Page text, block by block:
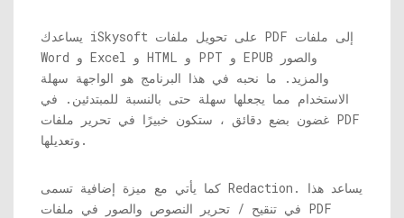
يساعدك iSkysoft على تحويل ملفات PDF إلى ملفات
Word و Excel و HTML و PPT و EPUB والصور
والمزيد. ما نحبه في هذا البرنامج هو الواجهة سهلة
الاستخدام مما يجعلها سهلة حتى بالنسبة للمبتدئين. في
غضون بضع دقائق ، ستكون خبيرًا في تحرير ملفات PDF
وتعديلها.
كما يأتي مع ميزة إضافية تسمى Redaction. يساعد هذا
في تنقيح / تحرير النصوص والصور في ملفات PDF